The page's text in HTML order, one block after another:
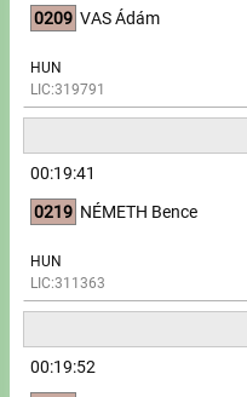
0209 VAS Ádám
HUN
LIC:319791
00:19:41
0219 NÉMETH Bence
HUN
LIC:311363
00:19:52